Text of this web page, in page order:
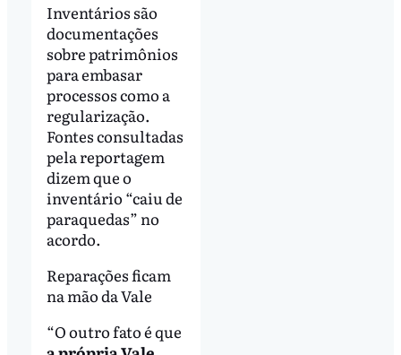
Inventários são
documentações
sobre patrimônios
para embasar
processos como a
regularização.
Fontes consultadas
pela reportagem
dizem que o
inventário “caiu de
paraquedas” no
acordo.
Reparações ficam
na mão da Vale
“O outro fato é que